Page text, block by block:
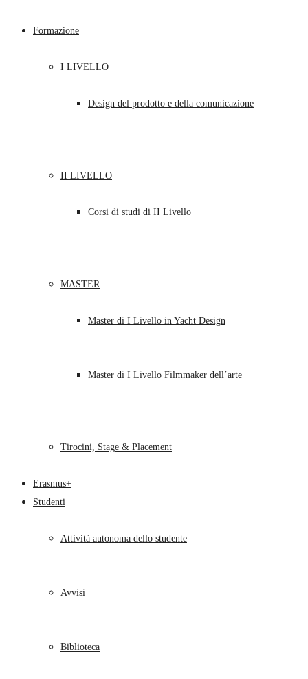
Formazione
I LIVELLO
Design del prodotto e della comunicazione
II LIVELLO
Corsi di studi di II Livello
MASTER
Master di I Livello in Yacht Design
Master di I Livello Filmmaker dell’arte
Tirocini, Stage & Placement
Erasmus+
Studenti
Attività autonoma dello studente
Avvisi
Biblioteca